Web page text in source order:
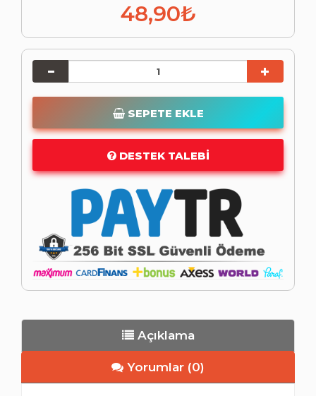
48,90₺
SEPETE EKLE
DESTEK TALEBI
Açıklama
Yorumlar (0)